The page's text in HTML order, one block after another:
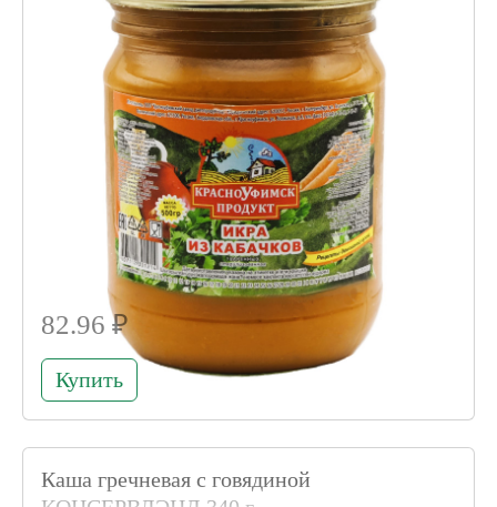
82.96 ₽
Купить
Каша гречневая с говядиной